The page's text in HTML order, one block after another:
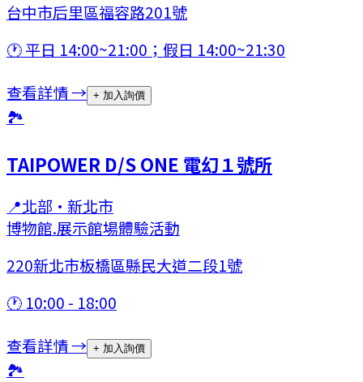
台中市后里區福容路201號
🕐平日 14:00~21:00；假日 14:00~21:30
查看詳情 → + 加入詢價
🏞
TAIPOWER D/S ONE 電幻１號所
📍北部 · 新北市
博物館.展示館場體驗活動
220新北市板橋區縣民大道二段1號
🕐 10:00 - 18:00
查看詳情 → + 加入詢價
🏞